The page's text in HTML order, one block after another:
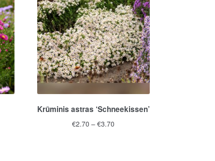
Krūminis astras ‘Schneekissen’
€2.70 – €3.70